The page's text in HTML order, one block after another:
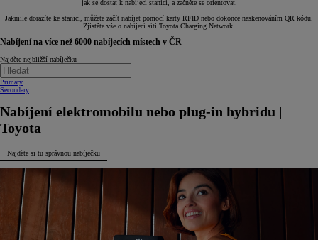
jak se dostat k nabíjecí stanici, a začněte se orientovat.
Jakmile dorazíte ke stanici, můžete začít nabíjet pomocí karty RFID nebo dokonce naskenováním QR kódu.
Zjistěte vše o nabíjecí síti Toyota Charging Network.
Nabíjení na více než 6000 nabíjecích místech v ČR
Najděte nejbližší nabíječku
Primary
Secondary
Nabíjení elektromobilu nebo plug-in hybridu |
Toyota
Najděte si tu správnou nabíječku